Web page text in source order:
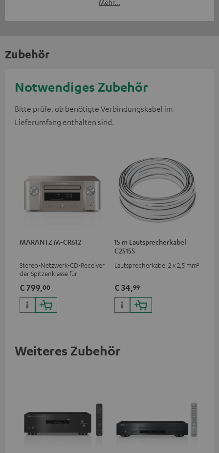
Mehr...
Zubehör
Notwendiges Zubehör
Bitte prüfe, ob benötigte Verbindungskabel im
Lieferumfang enthalten sind.
MARANTZ M-CR612
Stereo-Netzwerk-CD-Receiver
der Spitzenklasse für
kleinere Räume
€ 799,00
15 m Lautsprecherkabel
C2515S
Lautsprecherkabel 2 x 2,5 mm²
€ 34,99
Weiteres Zubehör